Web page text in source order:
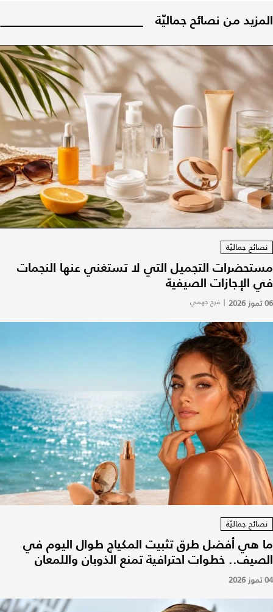
المزيد من نصائح جماليّة
نصائح جماليّة
مستحضرات التجميل التي لا تستغني عنها النجمات
في الإجازات الصيفية
06 تموز 2026 | فرح جهمي
نصائح جماليّة
ما هي أفضل طرق تثبيت المكياج طوال اليوم في
الصيف.. خطوات احترافية تمنع الذوبان واللمعان
04 تموز 2026